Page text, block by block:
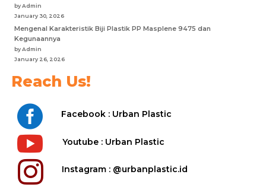
by Admin
January 30, 2026
Mengenal Karakteristik Biji Plastik PP Masplene 9475 dan
Kegunaannya
by Admin
January 26, 2026
Reach Us!
 Facebook : Urban Plastic
 Youtube : Urban Plastic
 Instagram : @urbanplastic.id